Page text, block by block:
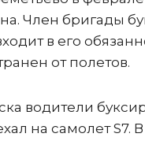
Член бригады
в его
от полетов.
водители
на самолет S7.